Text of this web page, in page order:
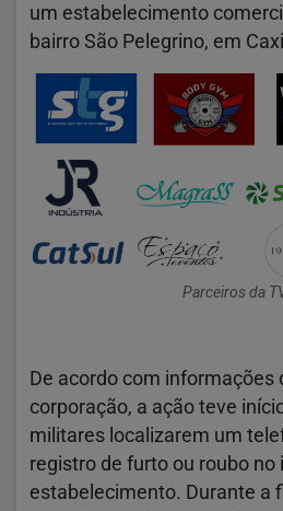
um estabelecimento
bairro São Pelegrino, em
Parceiros da
De acordo com informações
corporação, a ação teve
militares localizarem um
registro de furto ou roubo no
estabelecimento. Durante a